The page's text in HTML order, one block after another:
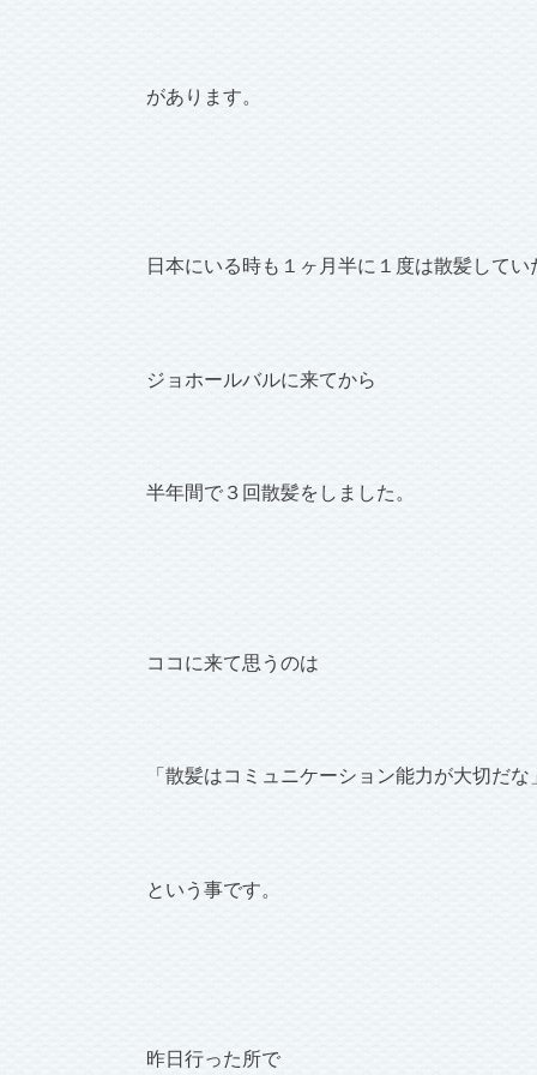
があります。
日本にいる時も１ヶ月半に１度は散髪してい
ジョホールバルに来てから
半年間で３回散髪をしました。
ココに来て思うのは
「散髪はコミュニケーション能力が大切だな
という事です。
昨日行った所で